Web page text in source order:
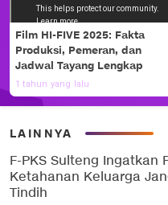
Film HI-FIVE 2025: Fakta
Produksi, Pemeran, dan
Jadwal Tayang Lengkap
1 tahun yang lalu
LAINNYA
F-PKS Sulteng Ingatkan
Ketahanan Keluarga
Tindih